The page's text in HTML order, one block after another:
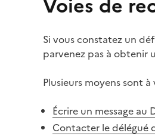
Si vous constatez un
parvenez pas à obtenir
Plusieurs moyens sont
Écrire un message au
Contacter le délégué